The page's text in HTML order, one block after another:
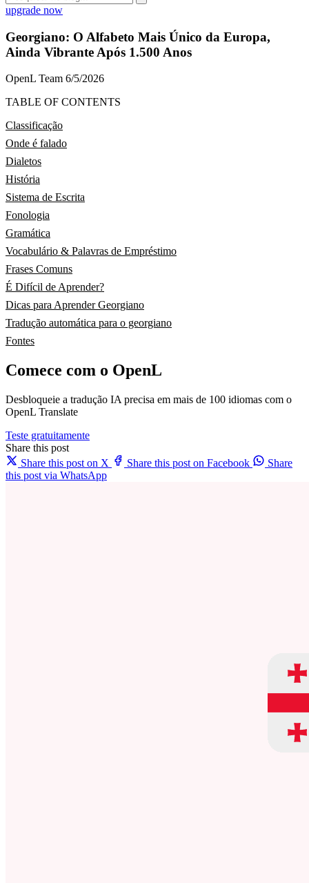
upgrade now
Georgiano: O Alfabeto Mais Único da Europa,
Ainda Vibrante Após 1.500 Anos
OpenL Team 6/5/2026
TABLE OF CONTENTS
Classificação
Onde é falado
Dialetos
História
Sistema de Escrita
Fonologia
Gramática
Vocabulário & Palavras de Empréstimo
Frases Comuns
É Difícil de Aprender?
Dicas para Aprender Georgiano
Tradução automática para o georgiano
Fontes
Comece com o OpenL
Desbloqueie a tradução IA precisa em mais de 100 idiomas com o
OpenL Translate
Teste gratuitamente
Share this post
Share this post on X
Share this post on Facebook
Share
this post via WhatsApp